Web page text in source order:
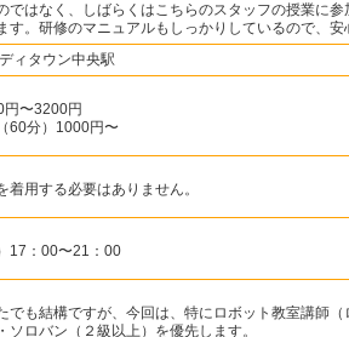
ではなく、しばらくはこちらのスタッフの授業に参
す。研修のマニュアルもしっかりしているので、安
ィタウン中央駅
円〜3200円
60分）1000円〜
着用する必要はありません。
17：00〜21：00
でも結構ですが、今回は、特にロボット教室講師
ソロバン（２級以上）を優先します。